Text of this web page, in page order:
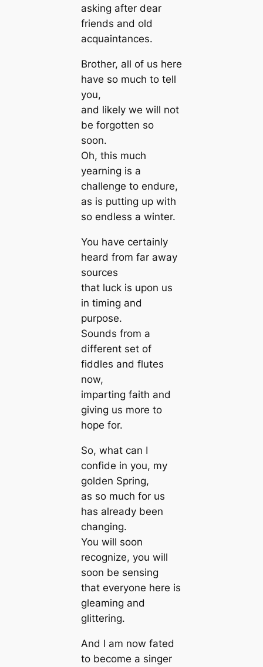
asking after dear
friends and old
acquaintances.
Brother, all of us here
have so much to tell
you,
and likely we will not
be forgotten so
soon.
Oh, this much
yearning is a
challenge to endure,
as is putting up with
so endless a winter.
You have certainly
heard from far away
sources
that luck is upon us
in timing and
purpose.
Sounds from a
different set of
fiddles and flutes
now,
imparting faith and
giving us more to
hope for.
So, what can I
confide in you, my
golden Spring,
as so much for us
has already been
changing.
You will soon
recognize, you will
soon be sensing
that everyone here is
gleaming and
glittering.
And I am now fated
to become a singer